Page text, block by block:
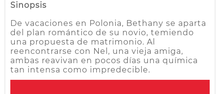
Sinopsis
De vacaciones en Polonia, Bethany se aparta
del plan romántico de su novio, temiendo
una propuesta de matrimonio. Al
reencontrarse con Nel, una vieja amiga,
ambas reavivan en pocos días una química
tan intensa como impredecible.